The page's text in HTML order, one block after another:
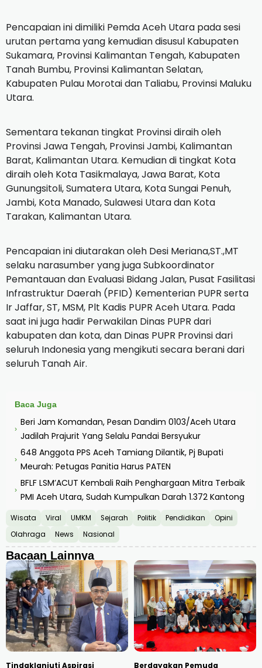
Pencapaian ini dimiliki Pemda Aceh Utara pada sesi
urutan pertama yang kemudian disusul Kabupaten
Sukamara, Provinsi Kalimantan Tengah, Kabupaten
Tanah Bumbu, Provinsi Kalimantan Selatan,
Kabupaten Pulau Morotai dan Taliabu, Provinsi Maluku
Utara.
Sementara tekanan tingkat Provinsi diraih oleh
Provinsi Jawa Tengah, Provinsi Jambi, Kalimantan
Barat, Kalimantan Utara. Kemudian di tingkat Kota
diraih oleh Kota Tasikmalaya, Jawa Barat, Kota
Gunungsitoli, Sumatera Utara, Kota Sungai Penuh,
Jambi, Kota Manado, Sulawesi Utara dan Kota
Tarakan, Kalimantan Utara.
Pencapaian ini diutarakan oleh Desi Meriana,ST.,MT
selaku narasumber yang juga Subkoordinator
Pemantauan dan Evaluasi Bidang Jalan, Pusat Fasilitasi
Infrastruktur Daerah (PFID) Kementerian PUPR serta
Ir Jaffar, ST, MSM, Plt Kadis PUPR Aceh Utara. Pada
saat ini juga hadir Perwakilan Dinas PUPR dari
kabupaten dan kota, dan Dinas PUPR Provinsi dari
seluruh Indonesia yang mengikuti secara berani dari
seluruh Tanah Air.
Baca Juga
›
Beri Jam Komandan, Pesan Dandim 0103/Aceh Utara
Jadilah Prajurit Yang Selalu Pandai Bersyukur
›
648 Anggota PPS Aceh Tamiang Dilantik, Pj Bupati
Meurah: Petugas Panitia Harus PATEN
›
BFLF LSM’ACUT Kembali Raih Penghargaan Mitra Terbaik
PMI Aceh Utara, Sudah Kumpulkan Darah 1.372 Kantong
Wisata Viral UMKM Sejarah Politik Pendidikan
Opini
Olahraga
News Nasional
Bacaan Lainnya
Tindaklanjuti Aspirasi Berdayakan Pemuda